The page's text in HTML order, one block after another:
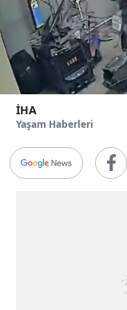
İHA
Yaşam Haberleri